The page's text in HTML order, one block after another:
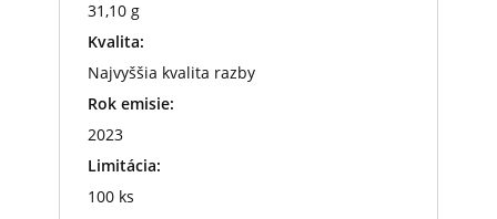
31,10 g
Kvalita:
Najvyššia kvalita razby
Rok emisie:
2023
Limitácia:
100 ks